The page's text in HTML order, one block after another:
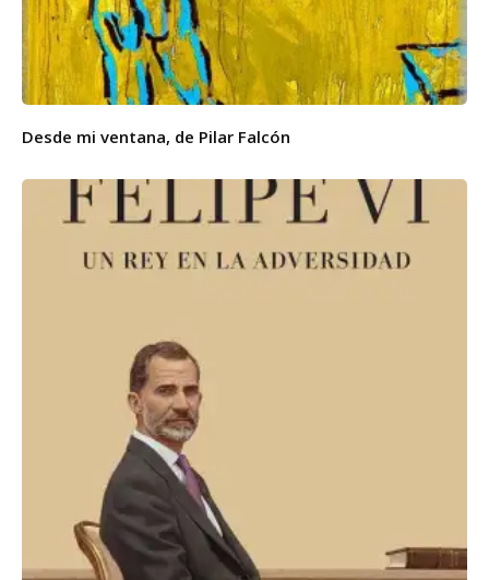
Desde mi ventana, de Pilar Falcón